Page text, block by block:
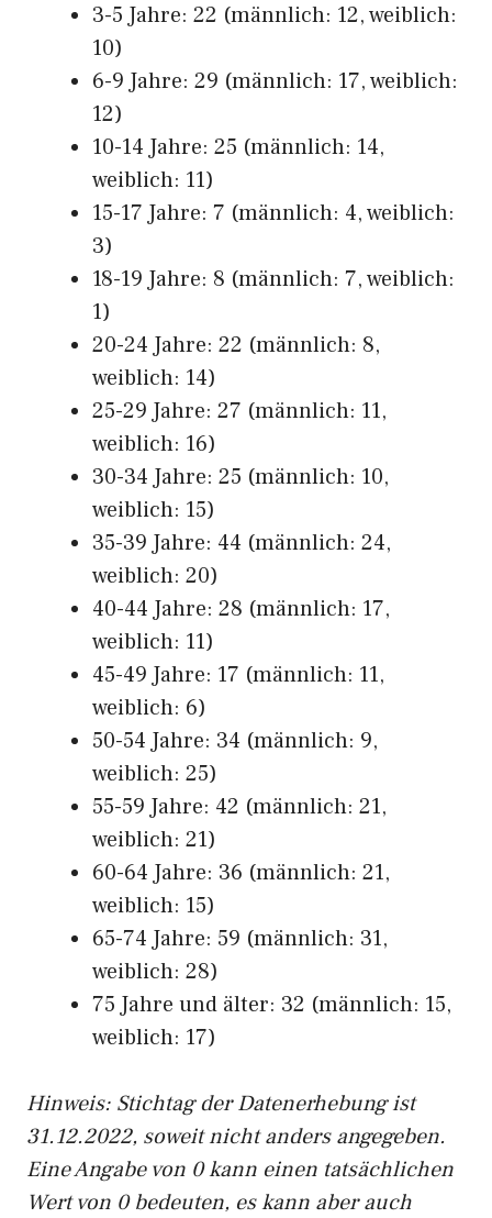
3-5 Jahre: 22 (männlich: 12, weiblich:
10)
6-9 Jahre: 29 (männlich: 17, weiblich:
12)
10-14 Jahre: 25 (männlich: 14,
weiblich: 11)
15-17 Jahre: 7 (männlich: 4, weiblich:
3)
18-19 Jahre: 8 (männlich: 7, weiblich:
1)
20-24 Jahre: 22 (männlich: 8,
weiblich: 14)
25-29 Jahre: 27 (männlich: 11,
weiblich: 16)
30-34 Jahre: 25 (männlich: 10,
weiblich: 15)
35-39 Jahre: 44 (männlich: 24,
weiblich: 20)
40-44 Jahre: 28 (männlich: 17,
weiblich: 11)
45-49 Jahre: 17 (männlich: 11,
weiblich: 6)
50-54 Jahre: 34 (männlich: 9,
weiblich: 25)
55-59 Jahre: 42 (männlich: 21,
weiblich: 21)
60-64 Jahre: 36 (männlich: 21,
weiblich: 15)
65-74 Jahre: 59 (männlich: 31,
weiblich: 28)
75 Jahre und älter: 32 (männlich: 15,
weiblich: 17)
Hinweis: Stichtag der Datenerhebung ist
31.12.2022, soweit nicht anders angegeben.
Eine Angabe von 0 kann einen tatsächlichen
Wert von 0 bedeuten, es kann aber auch